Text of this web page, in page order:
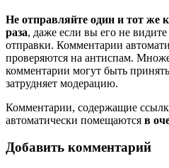
Не отправляйте один и тот же
раза, даже если вы его не видите
отправки. Комментарии
проверяются на антиспам.
комментарии могут быть
затрудняет модерацию.
Комментарии, содержащие
автоматически помещаются в
Добавить комментарий